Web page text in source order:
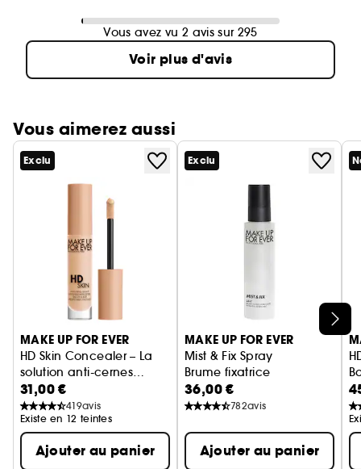
Vous avez vu 2 avis sur 295
Voir plus d'avis
Vous aimerez aussi
Ignorer le carrousel produits
Exclu
MAKE UP FOR EVER
HD Skin Concealer – La
solution anti-cernes
imperceptible
31,00 €
419avis
Existe en 12 teintes
Ajouter au panier
Exclu
MAKE UP FOR EVER
Mist & Fix Spray
Brume fixatrice
36,00 €
782avis
Ajouter au panier